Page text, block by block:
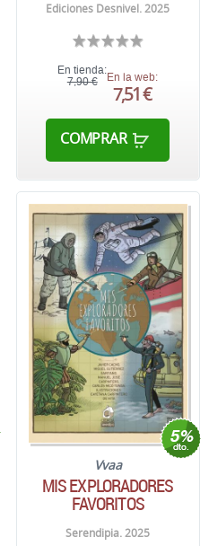
Ediciones Desnivel. 2025
En tienda:
7,90 €
En la web:
7,51 €
COMPRAR
Vvaa
MIS EXPLORADORES
FAVORITOS
Serendipia. 2025